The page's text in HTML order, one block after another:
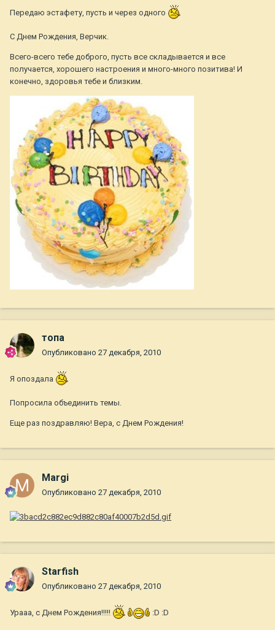
Передаю эстафету, пусть и через одного
С Днем Рождения, Верчик.
Всего-всего тебе доброго, пусть все складывается и все
получается, хорошего настроения и много-много позитива! И
конечно, здоровья тебе и близким.
топа
Опубликовано 27 декабря, 2010
Я опоздала
Попросила объединить темы.
Еще раз поздравляю! Вера, с Днем Рождения!
Margi
Опубликовано 27 декабря, 2010
Starfish
Опубликовано 27 декабря, 2010
Урааа, с Днем Рождения!!!!! :D :D